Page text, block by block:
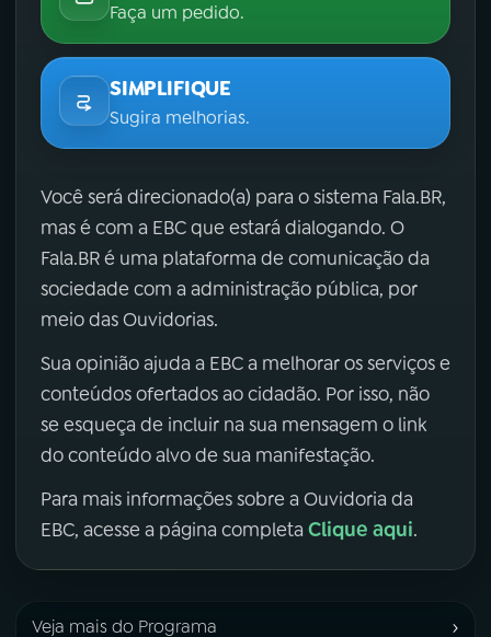
Faça um pedido.
SIMPLIFIQUE
Sugira melhorias.
Você será direcionado(a) para o sistema Fala.BR,
mas é com a EBC que estará dialogando. O
Fala.BR é uma plataforma de comunicação da
sociedade com a administração pública, por
meio das Ouvidorias.
Sua opinião ajuda a EBC a melhorar os serviços e
conteúdos ofertados ao cidadão. Por isso, não
se esqueça de incluir na sua mensagem o link
do conteúdo alvo de sua manifestação.
Para mais informações sobre a Ouvidoria da
EBC, acesse a página completa Clique aqui.
Veja mais do Programa ›